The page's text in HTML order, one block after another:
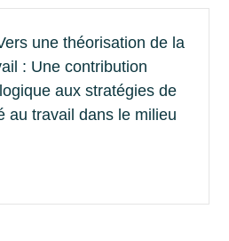
une théorisation de la
: Une contribution
aux stratégies de
au travail dans le milieu